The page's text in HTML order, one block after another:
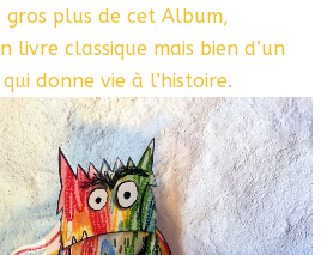
gros plus de cet Album,
livre classique mais bien d’un
qui donne vie à l’histoire.